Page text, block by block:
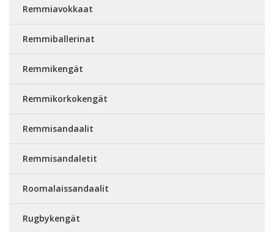
Remmiavokkaat
Remmiballerinat
Remmikengät
Remmikorkokengät
Remmisandaalit
Remmisandaletit
Roomalaissandaalit
Rugbykengät